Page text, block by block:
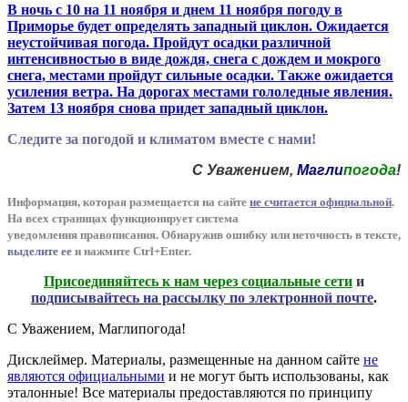
В ночь с 10 на 11 ноября и днем 11 ноября погоду в
Приморье будет определять западный циклон. Ожидается
неустойчивая погода. Пройдут осадки различной
интенсивностью в виде дождя, снега с дождем и мокрого
снега, местами пройдут сильные осадки. Также ожидается
усиления ветра. На дорогах местами гололедные явления.
Затем 13 ноября снова придет западный циклон.
Следите за погодой и климатом вместе с нами!
С Уважением, Маглипогода!
Информация, которая размещается на сайте не считается официальной.
На всех страницах функционирует система
уведомления правописания. Обнаружив ошибку или неточность в тексте,
выделите ее и нажмите Ctrl+Enter.
Присоединяйтесь к нам через социальные сети и
подписывайтесь на рассылку по электронной почте.
С Уважением, Маглипогода!
Дисклеймер. Материалы, размещенные на данном сайте не
являются официальными и не могут быть использованы, как
эталонные! Все материалы предоставляются по принципу